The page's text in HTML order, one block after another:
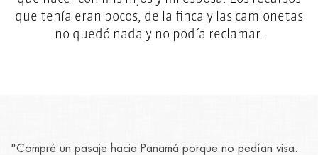
que tenía eran pocos, de la finca y las camionetas
no quedó nada y no podía reclamar.
"Compré un pasaje hacia Panamá porque no pedían visa.